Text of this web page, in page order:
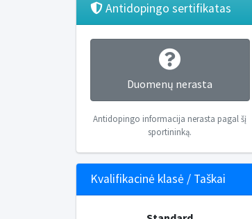
Antidopingo sertifikatas
Duomenų nerasta
Antidopingo informacija nerasta pagal šį
sportininką.
Kvalifikacinė klasė / Taškai